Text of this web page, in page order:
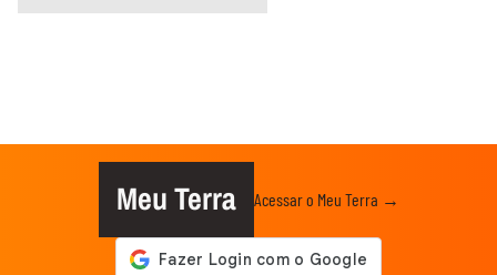
Meu Terra Acessar o Meu Terra →